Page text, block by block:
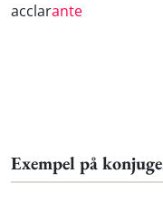
acclarante
Exempel på